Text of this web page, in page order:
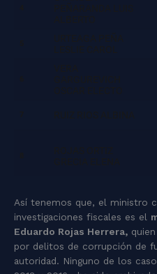
Así tenemos que, el ministro
investigaciones fiscales es el
Eduardo Rojas Herrera,
por delitos de corrupción de
autoridad. Ninguno de los